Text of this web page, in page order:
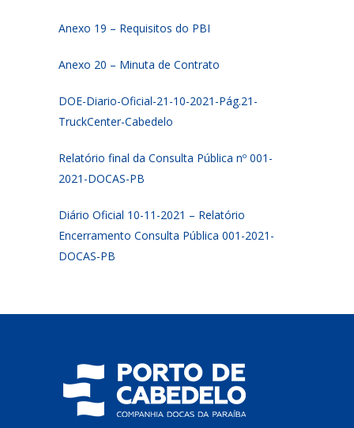
Anexo 19 – Requisitos do PBI
Anexo 20 – Minuta de Contrato
DOE-Diario-Oficial-21-10-2021-Pág.21-
TruckCenter-Cabedelo
Relatório final da Consulta Pública nº 001-
2021-DOCAS-PB
Diário Oficial 10-11-2021 – Relatório
Encerramento Consulta Pública 001-2021-
DOCAS-PB